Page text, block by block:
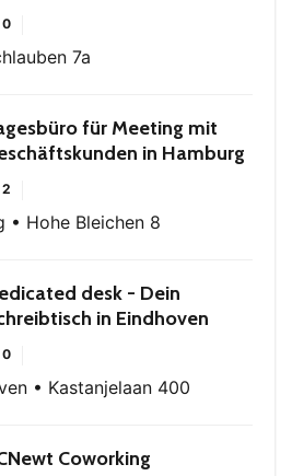
0
7a
für Meeting mit
in Hamburg
2
• Hohe Bleichen 8
desk - Dein
in Eindhoven
0
• Kastanjelaan 400
Coworking